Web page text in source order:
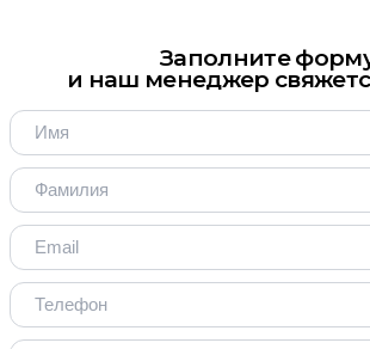
Заполните
и наш менеджер